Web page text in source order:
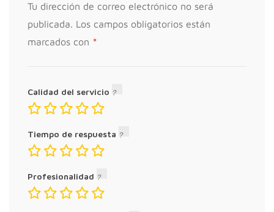
Tu dirección de correo electrónico no será
publicada. Los campos obligatorios están
marcados con *
Calidad del servicio
Tiempo de respuesta
Profesionalidad